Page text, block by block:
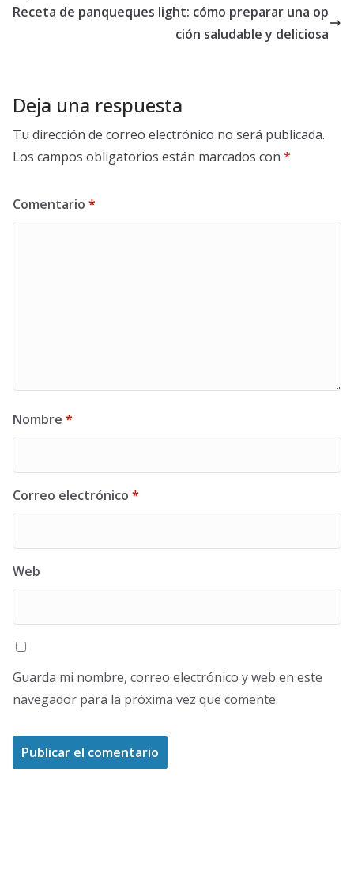
Receta de panqueques light: cómo preparar una op
ción saludable y deliciosa
Deja una respuesta
Tu dirección de correo electrónico no será publicada.
Los campos obligatorios están marcados con *
Comentario *
Nombre *
Correo electrónico *
Web
Guarda mi nombre, correo electrónico y web en este
navegador para la próxima vez que comente.